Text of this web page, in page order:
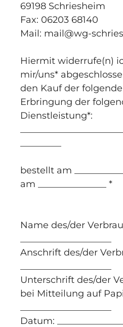
69198 Schriesheim
Fax: 06203 68140
Mail: mail@wg-
Hiermit widerrufe(n)
mir/uns*
den Kauf der
Erbringung der
Dienstleistung*:
bestellt am
am _______________ *
Name des/der
Anschrift des/der
Unterschrift des/der
bei Mitteilung auf
Datum: _______________